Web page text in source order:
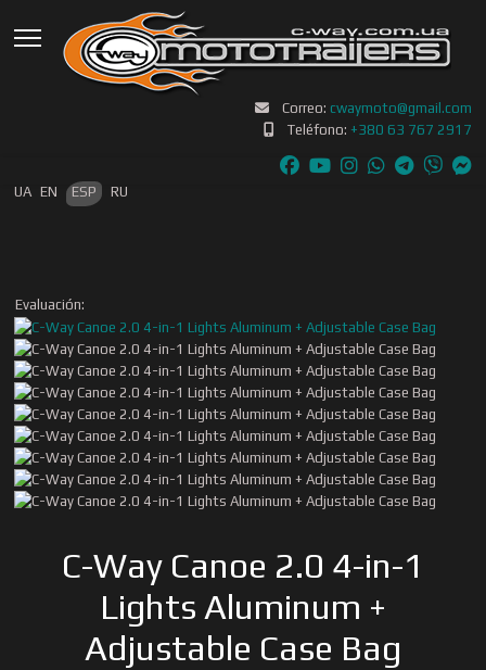
Correo: cwaymoto@gmail.com
Teléfono: +380 63 767 2917
Seleccione su idioma
UA EN ESP RU
Evaluación:
C-Way Canoe 2.0 4-in-1
Lights Aluminum +
Adjustable Case Bag